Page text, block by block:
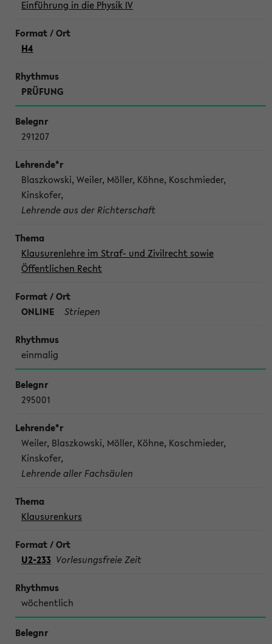
Einführung in die Physik IV
H4
PRÜFUNG
291207
Blaszkowski, Weiler, Möller, Köhne, Koschmieder,
Kinskofer,
Lehrende aus der Richterschaft
Klausurenlehre im Straf- und Zivilrecht sowie
Öffentlichen Recht
ONLINE Striepen
einmalig
295001
Weiler, Blaszkowski, Möller, Köhne, Koschmieder,
Kinskofer,
Lehrende aller Fachsäulen
Klausurenkurs
U2-233 Vorlesungsfreie Zeit
wöchentlich